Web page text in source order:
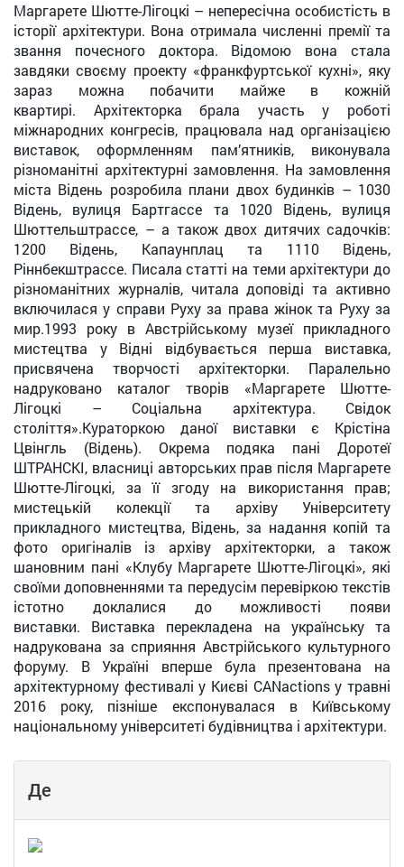
Маргарете Шютте-Лігоцкі – непересічна особистість в
історії архітектури. Вона отримала численні премії та
звання почесного доктора. Відомою вона стала
завдяки своєму проекту «франкфуртської кухні», яку
зараз можна побачити майже в кожній
квартирі. Архітекторка брала участь у роботі
міжнародних конгресів, працювала над організацією
виставок, оформленням пам’ятників, виконувала
різноманітні архітектурні замовлення. На замовлення
міста Відень розробила плани двох будинків – 1030
Відень, вулиця Бартгассе та 1020 Відень, вулиця
Шюттельштрассе, – а також двох дитячих садочків:
1200 Відень, Капаунплац та 1110 Відень,
Ріннбекштрассе. Писала статті на теми архітектури до
різноманітних журналів, читала доповіді та активно
включилася у справи Руху за права жінок та Руху за
мир.1993 року в Австрійському музеї прикладного
мистецтва у Відні відбувається перша виставка,
присвячена творчості архітекторки. Паралельно
надруковано каталог творів «Маргарете Шютте-
Лігоцкі – Соціальна архітектура. Свідок
століття».Кураторкою даної виставки є Крістіна
Цвінгль (Відень). Окрема подяка пані Доротеї
ШТРАНСКІ, власниці авторських прав після Маргарете
Шютте-Лігоцкі, за її згоду на використання прав;
мистецькій колекції та архіву Університету
прикладного мистецтва, Відень, за надання копій та
фото оригіналів із архіву архітекторки, а також
шановним пані «Клубу Маргарете Шютте-Лігоцкі», які
своїми доповненнями та передусім перевіркою текстів
істотно доклалися до можливості появи
виставки. Виставка перекладена на українську та
надрукована за сприяння Австрійського культурного
форуму. В Україні вперше була презентована на
архітектурному фестивалі у Києві CANactions у травні
2016 року, пізніше експонувалася в Київському
національному університеті будівництва і архітектури.
Де